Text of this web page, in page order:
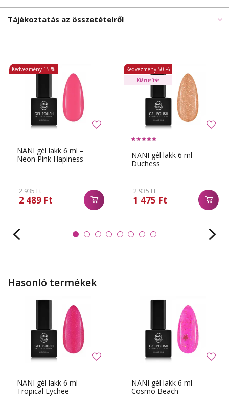
Tájékoztatás az összetételről
NANI gél lakk 6 ml –
Neon Pink Hapiness
2 935 Ft
2 489 Ft
Kedvezmény 15 %
NANI gél lakk 6 ml –
Duchess
2 935 Ft
1 475 Ft
Kedvezmény 50 %
Kiárusítás
Hasonló termékek
NANI gél lakk 6 ml -
Tropical Lychee
NANI gél lakk 6 ml -
Cosmo Beach